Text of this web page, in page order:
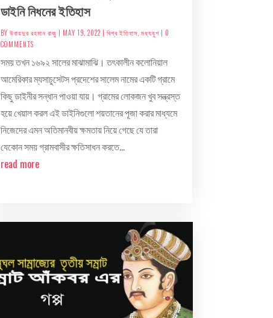
ডাইনি নিধনের ইতিহাস
BY উবায়দুর রহমান রাজু | MAY 19, 2022 | বিশ্ব ইতিহাস, মধ্যযুগ| 0
COMMENTS
সময় তখন ১৬৯২ সালের মাঝামাঝি। তৎকালীন কলোনিয়াল
আমেরিকার ম্যসাচুসেটস প্রদেশের সালেম নামের একটি গ্রামে
কিছু ডাইনীর সন্ধান পাওয়া যায়। গ্রামের লোকজন খুব সন্ত্রস্ত
হয়ে খেয়াল করল এই ডাইনিগুলো শয়তানের পূজা করার মাধ্যমে
নিজেদের এমন অতিমানবীয় ক্ষমতায় নিয়ে গেছে যে তারা
যেকোন সময় গ্রামবাসীর ক্ষতিসাধন করতে...
read more